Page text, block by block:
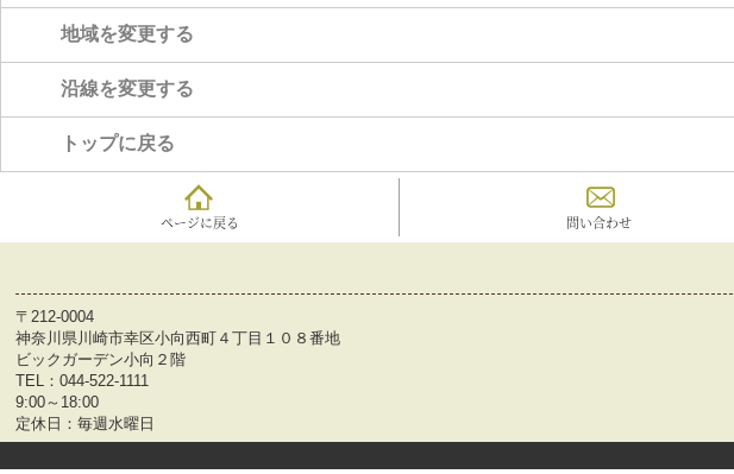
地域を変更する
沿線を変更する
トップに戻る
ページに戻る 問い合わせ
〒212-0004
神奈川県川崎市幸区小向西町４丁目１０８番地
ビックガーデン小向２階
TEL： 044-522-1111
9:00～18:00
定休日：毎週水曜日